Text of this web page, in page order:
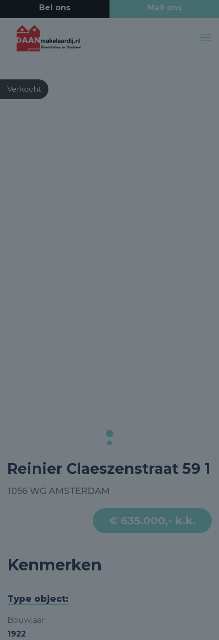
Verkocht
Reinier Claeszenstraat 59 1
1056 WG AMSTERDAM
€ 635.000,- k.k.
Kenmerken
Type object:
Bouwjaar
1922